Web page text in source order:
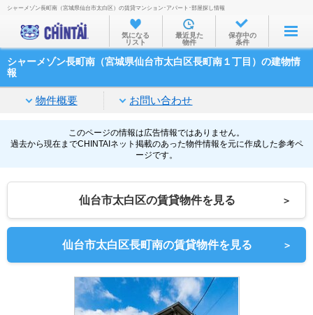
お部屋を探す
沿線・駅から
家賃相場から
物件特集から
TOP
シャーメゾン長町南（宮城県仙台市太白区）の賃貸マンション･アパート･部屋探し情報
気になる
リスト
最近見た
物件
保存中の
条件
シャーメゾン長町南（宮城県仙台市太白区長町南１丁目）の建物情
報
物件概要 お問い合わせ
このページの情報は広告情報ではありません。
過去から現在までCHINTAIネット掲載のあった物件情報を元に作成した参考ペ
ージです。
仙台市太白区の賃貸物件を見る ＞
仙台市太白区長町南の賃貸物件を見る ＞